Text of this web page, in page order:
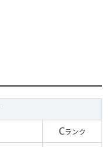
Cランク